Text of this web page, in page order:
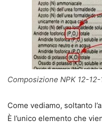
Composizione NPK 12-
Come vediamo, soltanto
È l’unico elemento che